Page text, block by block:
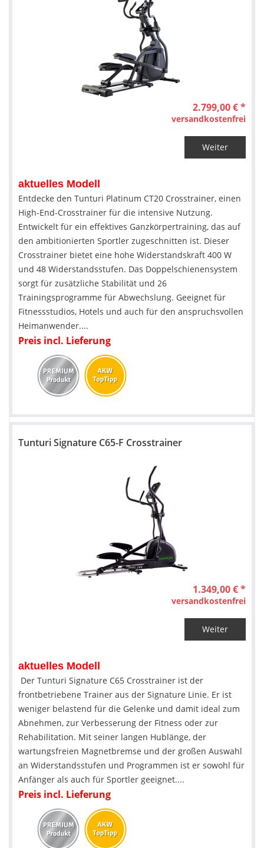
2.799,00 € *
versandkostenfrei
Weiter
aktuelles Modell
Entdecke den Tunturi Platinum CT20 Crosstrainer, einen
High-End-Crosstrainer für die intensive Nutzung.
Entwickelt für ein effektives Ganzkörpertraining, das auf
den ambitionierten Sportler zugeschnitten ist. Dieser
Crosstrainer bietet eine hohe Widerstandskraft 400 W
und 48 Widerstandsstufen. Das Doppelschienensystem
sorgt für zusätzliche Stabilität und 26
Trainingsprogramme für Abwechslung. Geeignet für
Fitnessstudios, Hotels und auch für den anspruchsvollen
Heimanwender....
Preis incl. Lieferung
Tunturi Signature C65-F Crosstrainer
1.349,00 € *
versandkostenfrei
Weiter
aktuelles Modell
Der Tunturi Signature C65 Crosstrainer ist der
frontbetriebene Trainer aus der Signature Linie. Er ist
weniger belastend für die Gelenke und damit ideal zum
Abnehmen, zur Verbesserung der Fitness oder zur
Rehabilitation. Mit seiner langen Hublänge, der
wartungsfreien Magnetbremse und der großen Auswahl
an Widerstandsstufen und Programmen ist er sowohl für
Anfänger als auch für Sportler geeignet....
Preis incl. Lieferung